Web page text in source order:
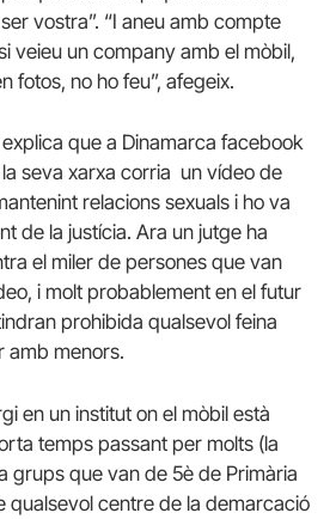
vostra”. “I aneu amb compte
veieu un company amb el mòbil,
fotos, no ho feu”, afegeix.
que a Dinamarca facebook
seva xarxa corria un vídeo de
relacions sexuals i ho va
de la justícia. Ara un jutge ha
el miler de persones que van
i molt probablement en el futur
prohibida qualsevol feina
amb menors.
en un institut on el mòbil està
temps passant per molts (la
grups que van de 5è de Primària
qualsevol centre de la demarcació